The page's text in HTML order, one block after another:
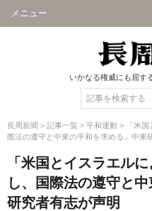
メニュー
いかなる権威にも屈す
長周新聞 > 記事一覧 > 平和運動 >
「米
際法の遵守と中東の平和を求める」中東
「米国とイスラエル
し、国際法の遵守と
研究者有志が声明